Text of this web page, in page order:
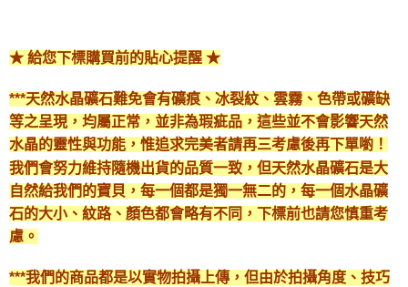
★ 給您下標購買前的貼心提醒 ★
***天然水晶礦石難免會有礦痕、冰裂紋、雲霧、色帶或礦缺
等之呈現，均屬正常，並非為瑕疵品，這些並不會影響天然
水晶的靈性與功能，惟追求完美者請再三考慮後再下單喲！
我們會努力維持隨機出貨的品質一致，但天然水晶礦石是大
自然給我們的寶貝，每一個都是獨一無二的，每一個水晶礦
石的大小、紋路、顏色都會略有不同，下標前也請您慎重考
慮。
***我們的商品都是以實物拍攝上傳，但由於拍攝角度、技巧